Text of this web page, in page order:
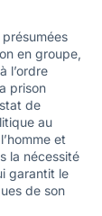
en groupe,
l’ordre
prison
de
au
et
la nécessité
garantit le
de son